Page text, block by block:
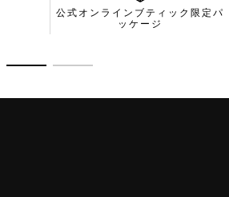
公式オンラインブティック限定パ
ッケージ